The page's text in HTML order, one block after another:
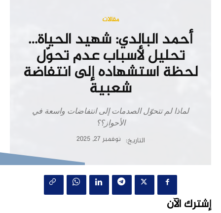
مقالات
أحمد البالدي: شهيد الحياة…
تحليل لأسباب عدم تحوّل
لحظة استشهاده إلى انتفاضة
شعبية
لماذا لم تتحوّل الصدمات إلى انتفاضات واسعة في
الأحواز؟؟
التاريخ: نوفمبر 27, 2025
إشترك الآن